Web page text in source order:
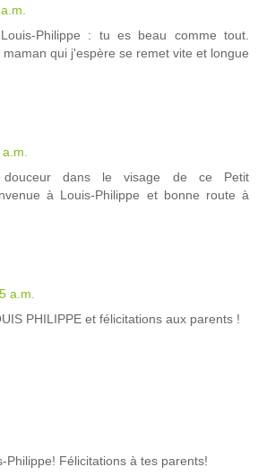
Philippe : tu es beau comme tout.
maman qui j'espère se remet vite et longue
douceur dans le visage de ce Petit
à Louis-Philippe et bonne route à
a.m.
PHILIPPE et félicitations aux parents !
Philippe! Félicitations à tes parents!